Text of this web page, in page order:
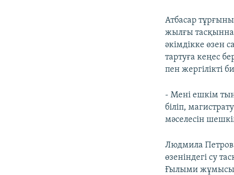
Атбасар
жылғы
әкімдікке өзен
тартуға кеңес
пен жергілікті
- Мені ешкім
біліп,
мәселесін
Людмила
өзеніндегі су
Ғылыми